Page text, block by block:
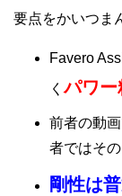
要点をかいつま
Favero
くパワー
前者の動
者ではそ
剛性は